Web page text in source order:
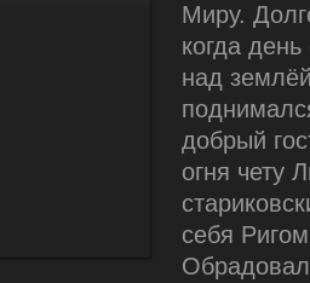
Миру.
когда
над
добрый
огня чету
себя